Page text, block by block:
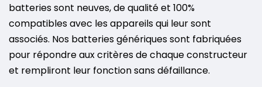
batteries sont neuves, de qualité et 100%
compatibles avec les appareils qui leur sont
associés. Nos batteries génériques sont fabriquées
pour répondre aux critères de chaque constructeur
et rempliront leur fonction sans défaillance.